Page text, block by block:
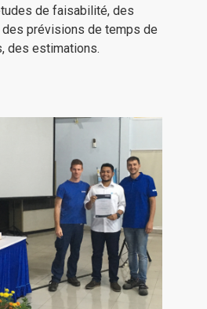
de faisabilité, des
prévisions de temps de
des estimations.